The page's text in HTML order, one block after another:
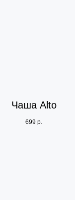
Чаша Alto
699 р.